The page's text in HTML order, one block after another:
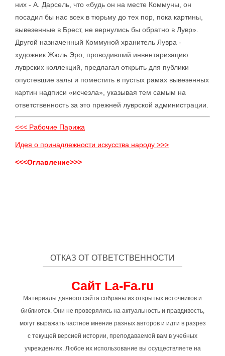
них - А. Дарсель, что «будь он на месте Коммуны, он
посадил бы нас всех в тюрьму до тех пор, пока картины,
вывезенные в Брест, не вернулись бы обратно в Лувр».
Другой назначенный Коммуной хранитель Лувра -
художник Жюль Эро, проводивший инвентаризацию
луврских коллекций, предлагал открыть для публики
опустевшие залы и поместить в пустых рамах вывезенных
картин надписи «исчезла», указывая тем самым на
ответственность за это прежней луврской администрации.
<<< Рабочие Парижа
Идея о принадлежности искусства народу >>>
<<<Оглавление>>>
ОТКАЗ ОТ ОТВЕТСТВЕННОСТИ
Сайт La-Fa.ru
Материалы данного сайта собраны из открытых источников и
библиотек. Они не проверялись на актуальность и правдивость,
могут выражать частное мнение разных авторов и идти в разрез
с текущей версией истории, преподаваемой вам в учебных
учреждениях. Любое их использование вы осуществляете на